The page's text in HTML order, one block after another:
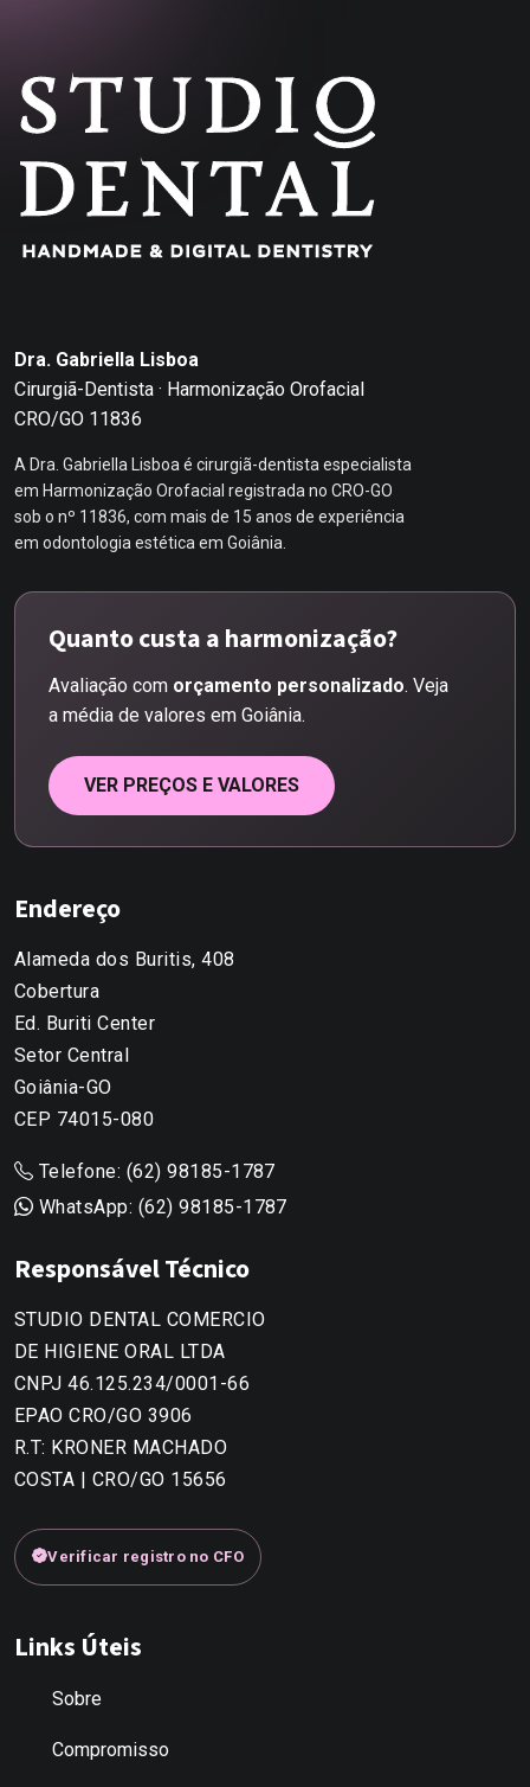
Dra. Gabriella Lisboa
Cirurgiã-Dentista · Harmonização Orofacial
CRO/GO 11836
A Dra. Gabriella Lisboa é cirurgiã-dentista especialista
em Harmonização Orofacial registrada no CRO-GO
sob o nº 11836, com mais de 15 anos de experiência
em odontologia estética em Goiânia.
Quanto custa a harmonização?
Avaliação com orçamento personalizado. Veja
a média de valores em Goiânia.
VER PREÇOS E VALORES
Endereço
Alameda dos Buritis, 408
Cobertura
Ed. Buriti Center
Setor Central
Goiânia-GO
CEP 74015-080
Telefone: (62) 98185-1787
WhatsApp: (62) 98185-1787
Responsável Técnico
STUDIO DENTAL COMERCIO
DE HIGIENE ORAL LTDA
CNPJ 46.125.234/0001-66
EPAO CRO/GO 3906
R.T: KRONER MACHADO
COSTA | CRO/GO 15656
Verificar registro no CFO
Links Úteis
Sobre
Compromisso